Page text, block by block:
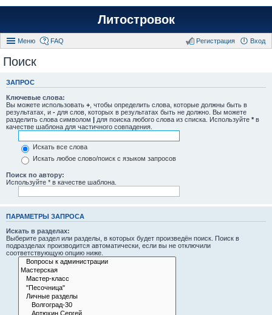
Литостровок
Меню FAQ Вход
Регистрация
Поиск
ЗАПРОС
Ключевые слова:
Вы можете использовать + , чтобы определить слова, которые должны быть в
результатах, и - для слов, которых в результатах быть не должно. Вы можете
разделить слова символом | для поиска любого слова из списка. Используйте * в
качестве шаблона для частичного совпадения.
Искать все слова
Искать любое слово/поиск с языком запросов
Поиск по автору:
Используйте * в качестве шаблона.
ПАРАМЕТРЫ ЗАПРОСА
Искать в разделах:
Выберите раздел или разделы, в которых будет произведён поиск. Поиск в
подразделах производится автоматически, если вы не отключили
соответствующую опцию ниже.